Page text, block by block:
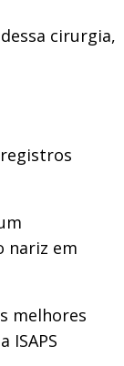
cirurgia,
nariz em
melhores
ISAPS